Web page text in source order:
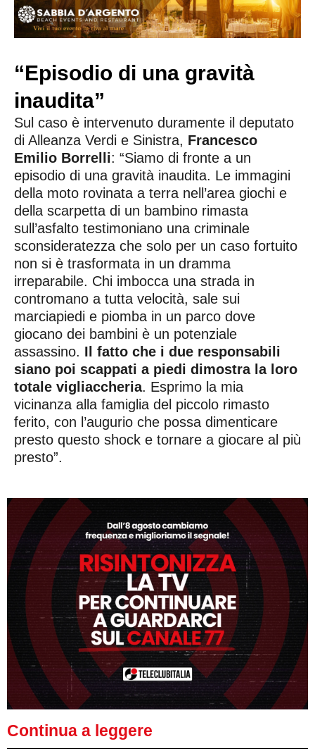
“Episodio di una gravità
inaudita”
Sul caso è intervenuto duramente il deputato
di Alleanza Verdi e Sinistra, Francesco
Emilio Borrelli: “Siamo di fronte a un
episodio di una gravità inaudita. Le immagini
della moto rovinata a terra nell’area giochi e
della scarpetta di un bambino rimasta
sull’asfalto testimoniano una criminale
sconsideratezza che solo per un caso fortuito
non si è trasformata in un dramma
irreparabile. Chi imbocca una strada in
contromano a tutta velocità, sale sui
marciapiedi e piomba in un parco dove
giocano dei bambini è un potenziale
assassino. Il fatto che i due responsabili
siano poi scappati a piedi dimostra la loro
totale vigliaccheria. Esprimo la mia
vicinanza alla famiglia del piccolo rimasto
ferito, con l’augurio che possa dimenticare
presto questo shock e tornare a giocare al più
presto”.
Continua a leggere